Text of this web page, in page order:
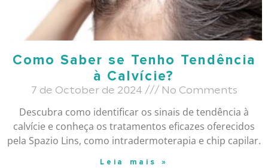
Como Saber se Tenho Tendência
à Calvície?
7 de October de 2024 No Comments
Descubra como identificar os sinais de tendência à
calvície e conheça os tratamentos eficazes oferecidos
pela Spazio Lins, como intradermoterapia e chip capilar.
Leia mais »